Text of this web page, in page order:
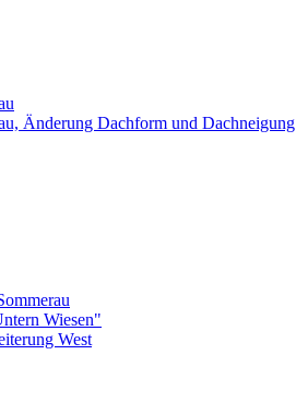
Änderung Dachform und Dachneigung
Wiesen"
West